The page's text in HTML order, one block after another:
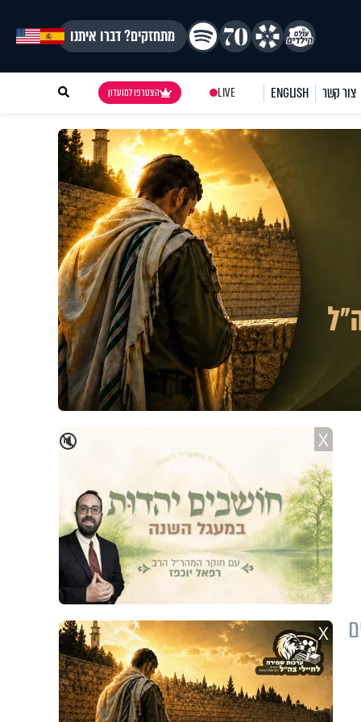
מתחזקים? דברו איתנו
צור קשר ENGLISH
LIVE הצטרפו למועדון
🔇 X
X